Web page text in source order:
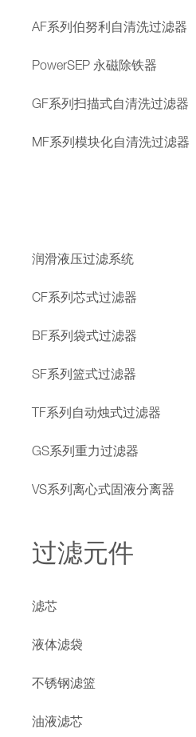
AF系列伯努利自清洗过滤器
PowerSEP 永磁除铁器
GF系列扫描式自清洗过滤器
MF系列模块化自清洗过滤器
润滑液压过滤系统
CF系列芯式过滤器
BF系列袋式过滤器
SF系列篮式过滤器
TF系列自动烛式过滤器
GS系列重力过滤器
VS系列离心式固液分离器
过滤元件
滤芯
液体滤袋
不锈钢滤篮
油液滤芯